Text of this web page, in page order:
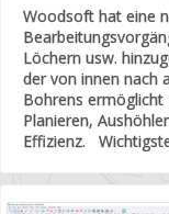
Woodsoft hat eine
Löchern usw.
der von innen nach
Bohrens
Planieren,
Effizienz.